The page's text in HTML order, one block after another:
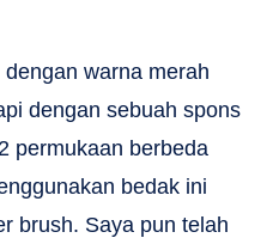
warna merah
dengan sebuah spons
permukaan berbeda
bedak ini
brush. Saya pun telah